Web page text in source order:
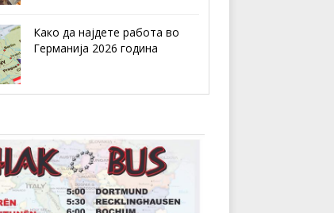
Како да најдете работа во
Германија 2026 година